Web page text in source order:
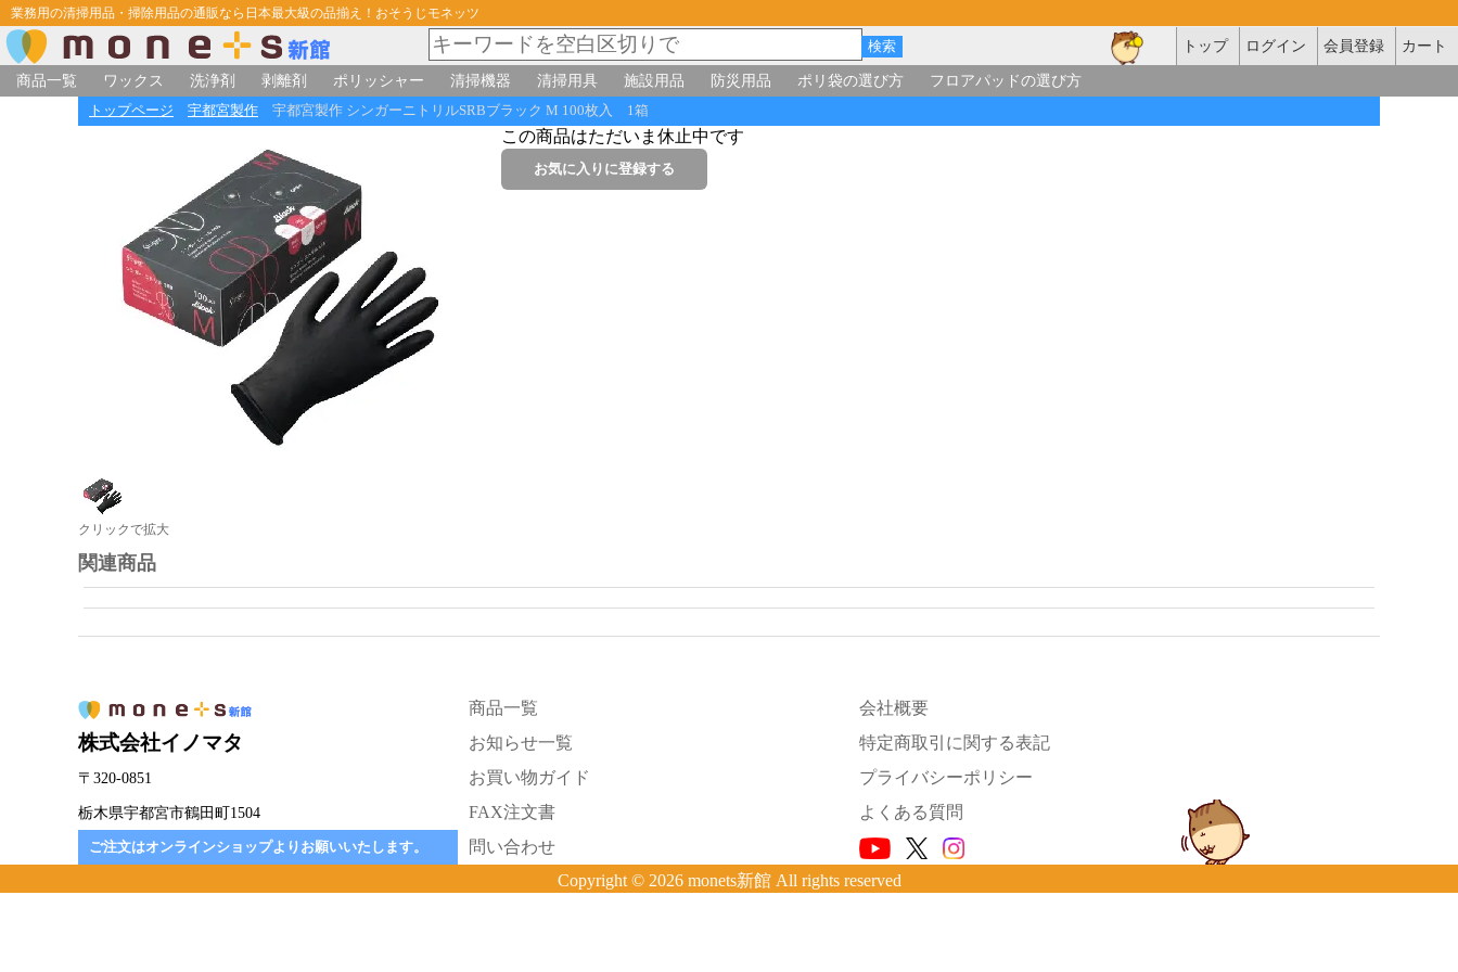
業務用の清掃用品・掃除用品の通販なら日本最大級の品揃え！おそうじモネッツ
トップ ログイン 会員登録
カート
商品一覧
ワックス 洗浄剤 剥離剤 ポリッシャー 清掃機器 清掃用具 施設用品 防災用品 ポリ袋の選び方 フロアパッドの選び方
トップページ 宇都宮製作 宇都宮製作 シンガーニトリルSRBブラック M 100枚入 1箱
クリックで拡大
この商品はただいま休止中です
関連商品
株式会社イノマタ
〒320-0851
栃木県宇都宮市鶴田町1504
ご注文はオンラインショップよりお願いいたします。
商品一覧
お知らせ一覧
お買い物ガイド
FAX注文書
問い合わせ
会社概要
特定商取引に関する表記
プライバシーポリシー
よくある質問
Copyright © 2026 monets新館 All rights reserved